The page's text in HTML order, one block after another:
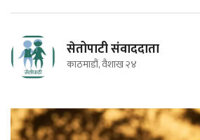
सेतोपाटी संवाददाता
काठमाडौं, वैशाख २४